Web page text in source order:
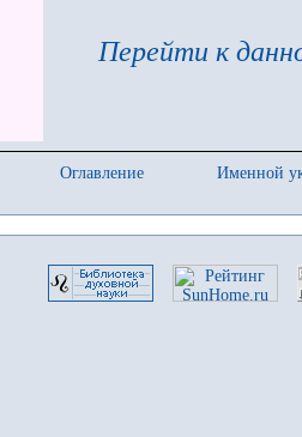
Перейти к
Оглавление
Именной